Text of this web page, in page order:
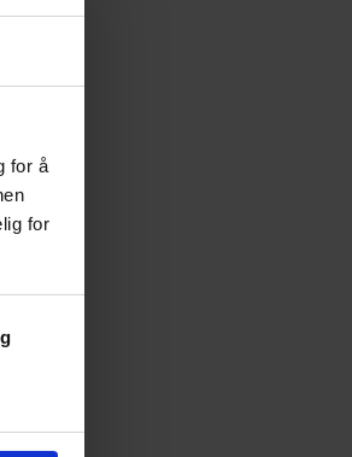
for å
for